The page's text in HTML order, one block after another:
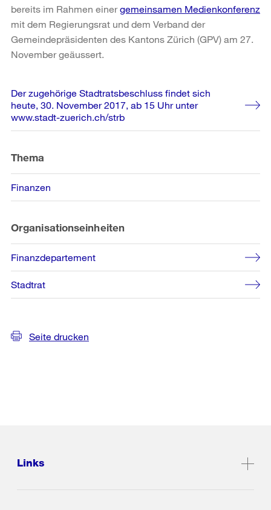
bereits im Rahmen einergemeinsamen Medienkonferenz
mit dem Regierungsrat und dem Verband der
Gemeindepräsidenten des Kantons Zürich (GPV) am 27.
November geäussert.
Weitere
Informationen
Der zugehörige Stadtratsbeschluss findet sich
heute, 30. November 2017, ab 15 Uhr unter
www.stadt-zuerich.ch/strb
Thema
Finanzen
Organisationseinheiten
Finanzdepartement
Stadtrat
Seite drucken
Links